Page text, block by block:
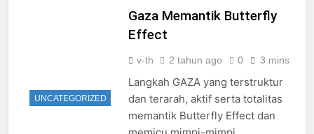
UNCATEGORIZED
Gaza Memantik Butterfly
Effect
v-th 2 tahun ago 0 3 mins
Langkah GAZA yang terstruktur
dan terarah, aktif serta totalitas
memantik Butterfly Effect dan